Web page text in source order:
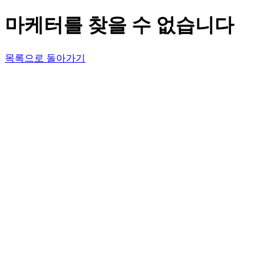
마케터를 찾을 수 없습니다
목록으로 돌아가기